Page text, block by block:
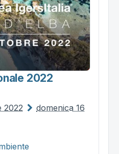
2022
2022
domenica 16